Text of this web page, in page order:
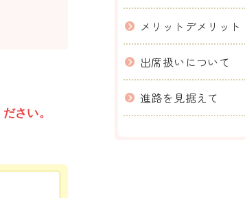
さい。
メリットデメリット
出席扱いについて
進路を見据えて